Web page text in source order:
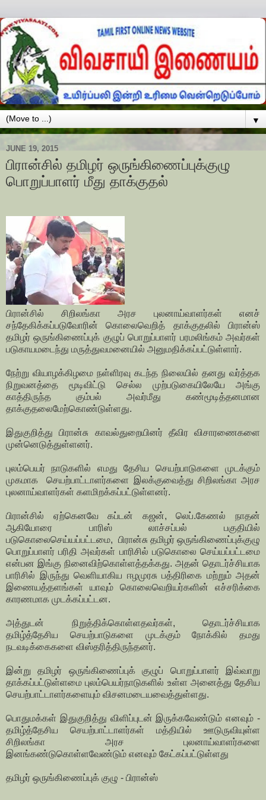
▼
JUNE 19, 2015
பிரான்சில் தமிழர் ஒருங்கிணைப்புக்குழு
பொறுப்பாளர் மீது தாக்குதல்
பிரான்சில் சிறிலங்கா அரச புலனாய்வாளர்கள் எனச்
சந்தேகிக்கப்படுவோரின் கொலைவெறித் தாக்குதலில் பிரான்ஸ்
தமிழர் ஒருங்கிணைப்புக் குழுப் பொறுப்பாளர் பரமலிங்கம் அவர்கள்
படுகாயமடைந்து மருத்துவமனையில் அனுமதிக்கப்பட்டுள்ளார்.
நேற்று வியாழக்கிழமை நள்ளிரவு கடந்த நிலையில் தனது வர்த்தக
நிறுவனத்தை மூடிவிட்டு செல்ல முற்படுகையிலேயே அங்கு
காத்திருந்த கும்பல் அவர்மீது கண்மூடித்தனமான
தாக்குதலைமேற்கொண்டுள்ளது.
இதுகுறித்து பிரான்சு காவல்துறையினர் தீவிர விசாரணைகளை
முன்னெடுத்துள்ளனர்.
புலம்பெயர் நாடுகளில் எமது தேசிய செயற்பாடுகளை முடக்கும்
முகமாக செயற்பாட்டாளர்களை இலக்குவைத்து சிறிலங்கா அரச
புலனாய்வாளர்கள் களமிறக்கப்பட்டுள்ளனர்.
பிரான்சில் ஏற்கெனவே கப்டன் கஜன், லெப்.கேணல் நாதன்
ஆகியோரை பாரிஸ் லாச்சப்பல் பகுதியில்
படுகொலைசெய்யப்பட்டமை, பிரான்சு தமிழர் ஒருங்கிணைப்புக்குழு
பொறுப்பாளர் பரிதி அவர்கள் பாரிசில் படுகொலை செய்யப்பட்டமை
என்பன இங்கு நினைவிற்கொள்ளத்தக்கது. அதன் தொடர்ச்சியாக
பாரிசில் இருந்து வெளியாகிய ஈழமுரசு பத்திரிகை மற்றும் அதன்
இணையத்தளங்கள் யாவும் கொலைவெறியர்களின் எச்சரிக்கை
காரணமாக முடக்கப்பட்டன.
அத்துடன் நிறுத்திக்கொள்ளதவர்கள், தொடர்ச்சியாக
தமிழ்த்தேசிய செயற்பாடுகளை முடக்கும் நோக்கில் தமது
நடவடிக்கைகளை விஸ்தரித்திருந்தனர்.
இன்று தமிழர் ஒருங்கிணைப்புக் குழுப் பொறுப்பாளர் இவ்வாறு
தாக்கப்பட்டுள்ளமை புலம்பெயர்நாடுகளில் உள்ள அனைத்து தேசிய
செயற்பாட்டாளர்களையும் விசனமடையவைத்துள்ளது.
பொதுமக்கள் இதுகுறித்து விளிப்புடன் இருக்கவேண்டும் எனவும் -
தமிழ்த்தேசிய செயற்பாட்டாளர்கள் மத்தியில் ஊடுருவியுள்ள
சிறிலங்கா அரச புலனாய்வாளர்களை
இனங்கண்டுகொள்ளவேண்டும் எனவும் கேட்கப்பட்டுள்ளது
தமிழர் ஒருங்கிணைப்புக் குழு - பிரான்ஸ்